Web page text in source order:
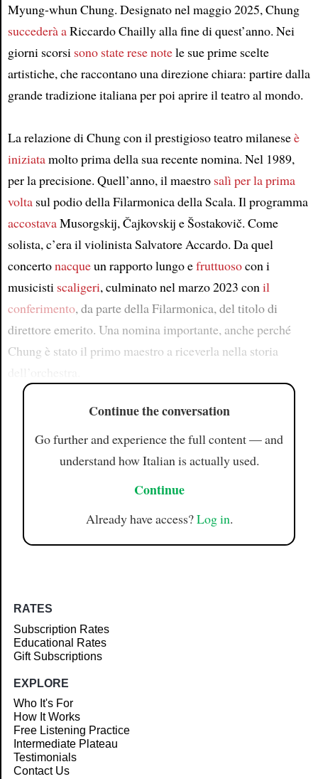
Article
Myung-whun Chung. Designato nel maggio 2025, Chung
succederà aRiccardo Chailly alla fine di quest’anno. Nei
giorni scorsi sono state rese notele sue prime scelte
artistiche, che raccontano una direzione chiara: partire dalla
grande tradizione italiana per poi aprire il teatro al mondo.
La relazione di Chung con il prestigioso teatro milaneseè
iniziatamolto prima della sua recente nomina. Nel 1989,
per la precisione. Quell’anno, il maestro salì per la prima
voltasul podio della Filarmonica della Scala. Il programma
accostavaMusorgskij, Čajkovskij e Šostakovič. Come
solista, c’era il violinista Salvatore Accardo. Da quel
concertonacqueun rapporto lungo efruttuosocon i
musicisti scaligeri, culminato nel marzo 2023 conil
conferimento, da parte della Filarmonica, del titolo di
direttore emerito. Una nomina importante, anche perché
Chung è stato il primo maestro a riceverla nella storia
Continue the conversation
Go further and experience the full content — and
understand how Italian is actually used.
Continue
Already have access?Log in.
RATES
Subscription Rates
Educational Rates
Gift Subscriptions
EXPLORE
Who It's For
How It Works
Free Listening Practice
Intermediate Plateau
Testimonials
Contact Us